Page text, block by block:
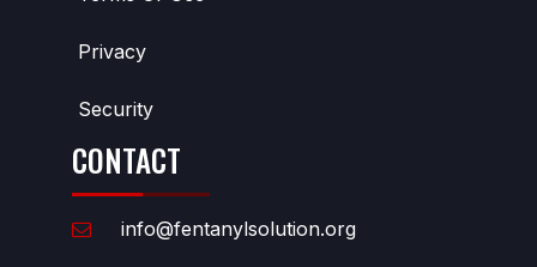
Privacy
Security
CONTACT
info@fentanylsolution.org